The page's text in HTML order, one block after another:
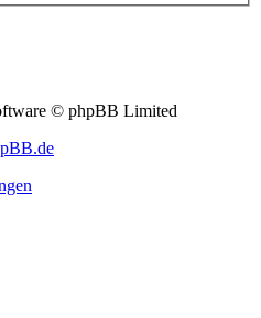
© phpBB Limited